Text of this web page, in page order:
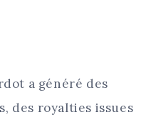
a généré des
des royalties issues